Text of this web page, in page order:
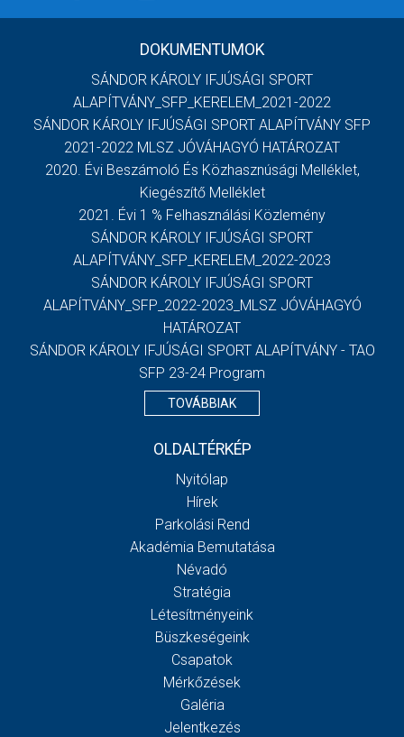
DOKUMENTUMOK
SÁNDOR KÁROLY IFJÚSÁGI SPORT
ALAPÍTVÁNY_SFP_KERELEM_2021-2022
SÁNDOR KÁROLY IFJÚSÁGI SPORT ALAPÍTVÁNY SFP
2021-2022 MLSZ JÓVÁHAGYÓ HATÁROZAT
2020. Évi Beszámoló És Közhasznúsági Melléklet,
Kiegészítő Melléklet
2021. Évi 1 % Felhasználási Közlemény
SÁNDOR KÁROLY IFJÚSÁGI SPORT
ALAPÍTVÁNY_SFP_KERELEM_2022-2023
SÁNDOR KÁROLY IFJÚSÁGI SPORT
ALAPÍTVÁNY_SFP_2022-2023_MLSZ JÓVÁHAGYÓ
HATÁROZAT
SÁNDOR KÁROLY IFJÚSÁGI SPORT ALAPÍTVÁNY - TAO
SFP 23-24 Program
TOVÁBBIAK
OLDALTÉRKÉP
Nyitólap
Hírek
Parkolási Rend
Akadémia Bemutatása
Névadó
Stratégia
Létesítményeink
Büszkeségeink
Csapatok
Mérkőzések
Galéria
Jelentkezés